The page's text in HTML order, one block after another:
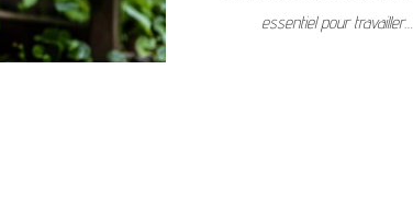
essentiel pour travailler…